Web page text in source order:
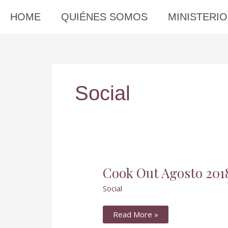
HOME QUIÉNES SOMOS
Social
Cook Out Agosto
Social
Cook
Out
Agosto
2018
Read More »